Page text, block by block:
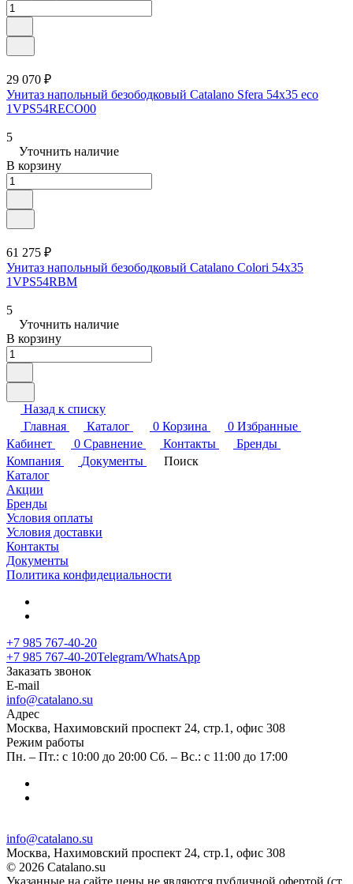
29 070 ₽
Унитаз напольный безободковый Catalano Sfera 54x35 eco
1VPS54RECO00
5
Уточнить наличие
В корзину
61 275 ₽
Унитаз напольный безободковый Catalano Colori 54x35
1VPS54RBM
5
Уточнить наличие
В корзину
Назад к списку
Главная
Каталог 0 Корзина 0 Избранные
Кабинет
0 Сравнение Контакты
Бренды
Компания
Документы
Поиск
Каталог
Акции
Бренды
Условия оплаты
Условия доставки
Контакты
Документы
Политика конфидециальности
+7 985 767-40-20
+7 985 767-40-20Telegram/WhatsApp
Заказать звонок
E-mail
info@catalano.su
Адрес
Москва, Нахимовский проспект 24, стр.1, офис 308
Режим работы
Пн. – Пт.: с 10:00 до 20:00 Сб. – Вс.: с 11:00 до 17:00
info@catalano.su
Москва, Нахимовский проспект 24, стр.1, офис 308
© 2026 Catalano.su
Указанные на сайте цены не являются публичной офертой (ст.